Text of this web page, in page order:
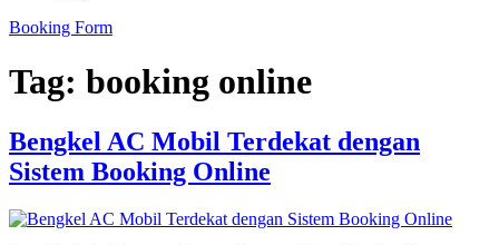
Booking Form
Tag: booking online
Bengkel AC Mobil Terdekat dengan
Sistem Booking Online